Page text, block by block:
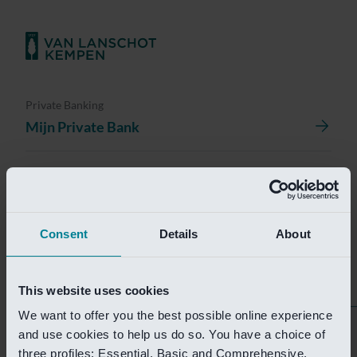
Consent Details About
This website uses cookies
We want to offer you the best possible online experience
and use cookies to help us do so. You have a choice of
three profiles: Essential, Basic and Comprehensive.
Private Banking
Mijn Private Bank
Investment Banking
Van Lanschot Kempen Research
Helaas is deze pagina